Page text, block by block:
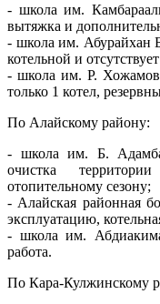
- школа им.
вытяжка и
- школа им. Абурайхан
котельной и
- школа им. Р.
только 1 котел,
По Алайскому району:
- школа им. Б.
очистка
отопительному сезону;
- Алайская районная
эксплуатацию,
- школа им.
работа.
По Кара-Кулжинскому